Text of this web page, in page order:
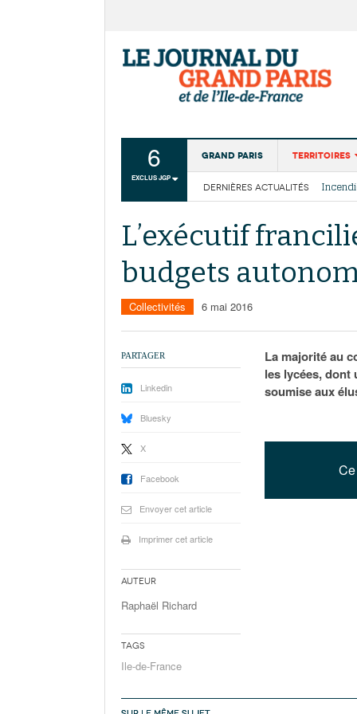
6
EXCLUS JGP
Grand Paris Territoires
Institutions
DERNIÈRES ACTUALITÉS
La
Les
L’exécutif
budgets
Collectivités 6 mai 2016
La majorité au
les lycées,
soumise aux
PARTAGER
Linkedin
Bluesky
X
Facebook
Envoyer cet article
Imprimer cet article
Auteur
Raphaël Richard
Tags
Ile-de-France